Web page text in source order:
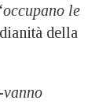
‘occupano le
della
vanno